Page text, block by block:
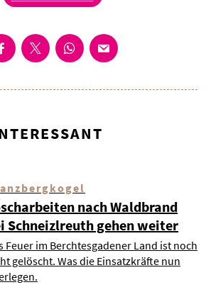
nach Waldbrand
Schneizlreuth gehen weiter
Feuer im Berchtesgadener Land ist noch
gelöscht. Was die Einsatzkräfte nun